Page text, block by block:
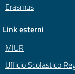
Erasmus
Link esterni
MIUR
Ufficio Scolastico